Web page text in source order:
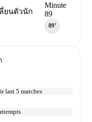
Minute
89
89‎’‎
ยนตัวนัก
last 5 matches